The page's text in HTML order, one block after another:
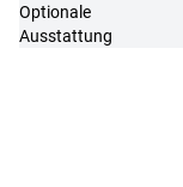
Optionale
Ausstattung